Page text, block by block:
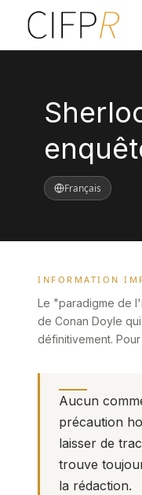
Français
INFORMATION
Le "paradigme de
de Conan Doyle
définitivement.
Aucun
précaution
laisser de
trouve
la rédaction.